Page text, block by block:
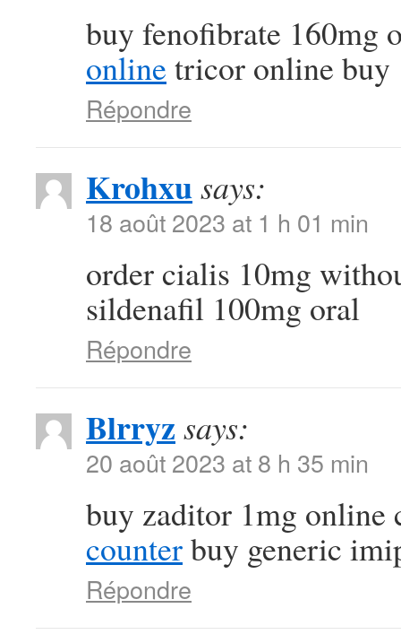
buy fenofibrate 160mg
online tricor online buy
Répondre
Krohxusays:
18 août 2023 at 1 h 01 min
order cialis 10mg
sildenafil 100mg oral
Répondre
Blrryz says:
20 août 2023 at 8 h 35 min
buy zaditor 1mg online
counterbuy generic
Répondre